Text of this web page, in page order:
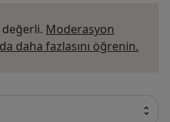
Moderasyon
daha fazlasını öğrenin.